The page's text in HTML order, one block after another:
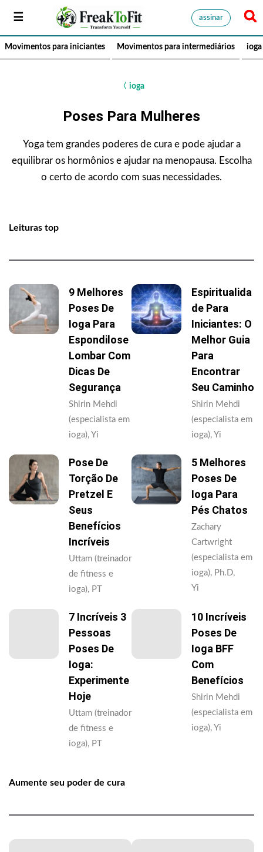
assinar
Movimentos para iniciantes Movimentos para intermediários ioga
〈 ioga
Poses Para Mulheres
Yoga tem grandes poderes de cura e pode ajudar a
equilibrar os hormônios e ajudar na menopausa. Escolha
o certo de acordo com suas necessidades.
Leituras top
9 Melhores
Poses De
Ioga Para
Espondilose
Lombar Com
Dicas De
Segurança
Shirin Mehdi
(especialista em
ioga), Yi
Espiritualida
De Para
Iniciantes: O
Melhor Guia
Para
Encontrar
Seu Caminho
Shirin Mehdi
(especialista em
ioga), Yi
Pose De
Torção De
Pretzel E
Seus
Benefícios
Incríveis
Uttam (treinador
de fitness e
ioga), PT
5 Melhores
Poses De
Ioga Para
Pés Chatos
Zachary
Cartwright
(especialista em
ioga), Ph.D,
Yi
7 Incríveis 3
Pessoas
Poses De
Ioga:
Experimente
Hoje
Uttam (treinador
de fitness e
ioga), PT
10 Incríveis
Poses De
Ioga BFF
Com
Benefícios
Shirin Mehdi
(especialista em
ioga), Yi
Aumente seu poder de cura